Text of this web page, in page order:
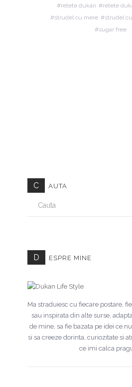
retete dukan
retete
strudel cu mere
strudel
sugar free
C AUTA
D ESPRE MINE
Ma straduiesc cu fiecare postare,
sau inspirata din alte surse,
de mine, sa fie bazata pe idei ce
si sa creeze dorinta, curiozitate si
ce imi calca